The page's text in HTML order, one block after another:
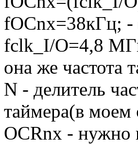
fOCnx=38кГц; -
fclk_I/O=4,8
она же частота
N - делитель
таймера(в моем
OCRnx - нужно